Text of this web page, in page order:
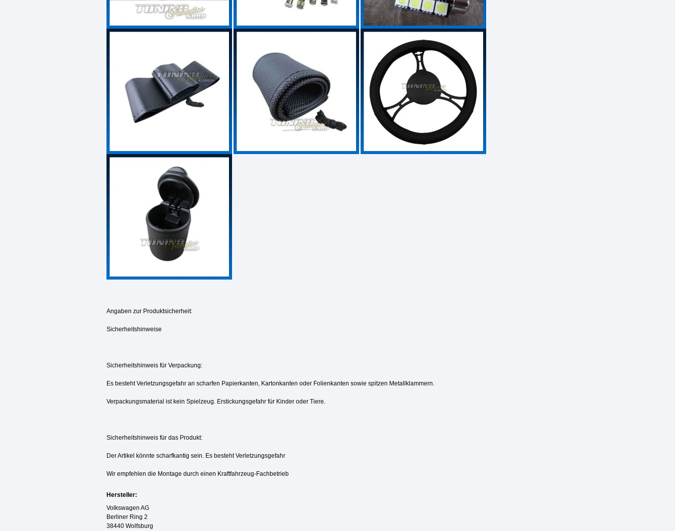
Angaben zur Produktsicherheit:
Sicherheitshinweise
Sicherheitshinweis für Verpackung:
Es besteht Verletzungsgefahr an scharfen Papierkanten, Kartonkanten oder Folienkanten sowie spitzen Metallklammern.
Verpackungsmaterial ist kein Spielzeug. Erstickungsgefahr für Kinder oder Tiere.
Sicherheitshinweis für das Produkt:
Der Artikel könnte scharfkantig sein. Es besteht Verletzungsgefahr
Wir empfehlen die Montage durch einen Kraftfahrzeug-Fachbetrieb
Hersteller:
Volkswagen AG
Berliner Ring 2
38440 Wolfsburg